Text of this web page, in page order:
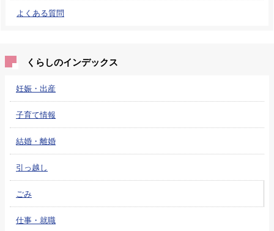
よくある質問
くらしのインデックス
妊娠・出産
子育て情報
結婚・離婚
引っ越し
ごみ
仕事・就職